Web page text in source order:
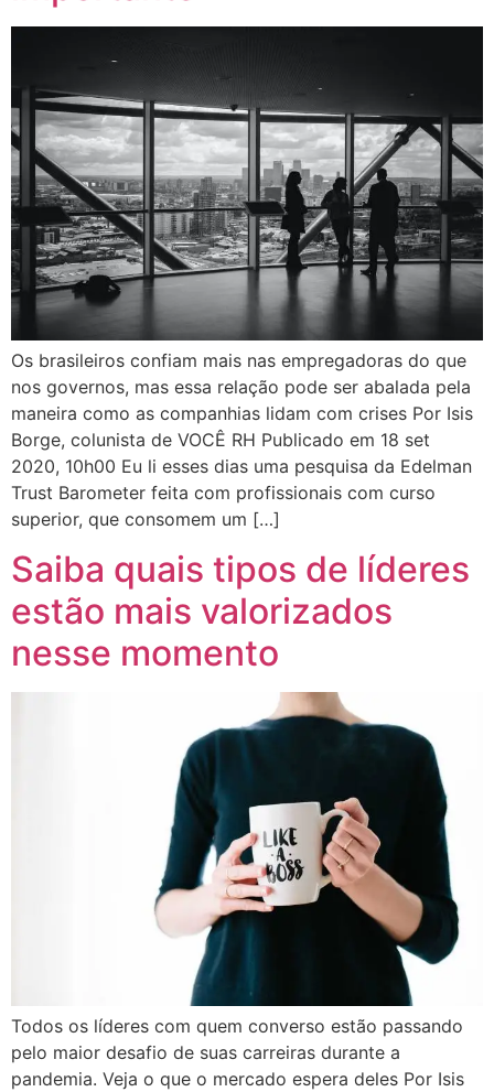
Os brasileiros confiam mais nas empregadoras do que
nos governos, mas essa relação pode ser abalada pela
maneira como as companhias lidam com crises Por Isis
Borge, colunista de VOCÊ RH Publicado em 18 set
2020, 10h00 Eu li esses dias uma pesquisa da Edelman
Trust Barometer feita com profissionais com curso
superior, que consomem um […]
Saiba quais tipos de líderes
estão mais valorizados
nesse momento
Todos os líderes com quem converso estão passando
pelo maior desafio de suas carreiras durante a
pandemia. Veja o que o mercado espera deles Por Isis